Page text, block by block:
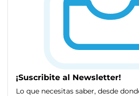
¡Suscribite al Newsletter!
Lo que necesitas saber, desde